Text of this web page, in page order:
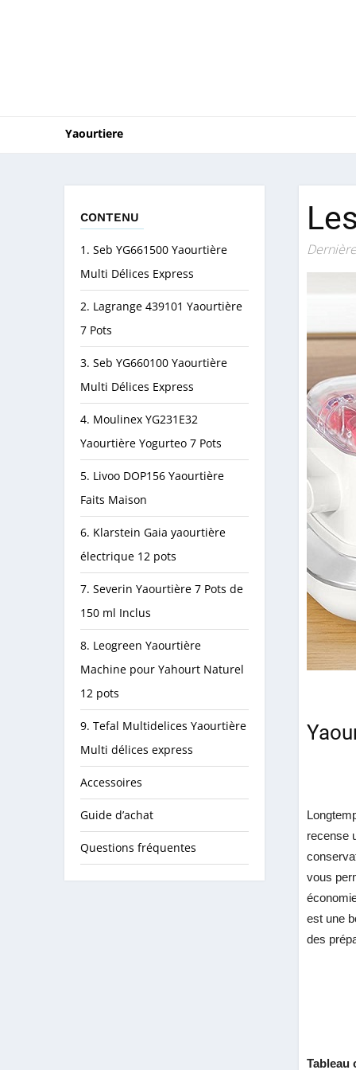
Yaourtiere
CONTENU
1. Seb YG661500 Yaourtière
Multi Délices Express
2. Lagrange 439101 Yaourtière
7 Pots
3. Seb YG660100 Yaourtière
Multi Délices Express
4. Moulinex YG231E32
Yaourtière Yogurteo 7 Pots
5. Livoo DOP156 Yaourtière
Faits Maison
6. Klarstein Gaia yaourtière
électrique 12 pots
7. Severin Yaourtière 7 Pots de
150 ml Inclus
8. Leogreen Yaourtière
Machine pour Yahourt Naturel
12 pots
9. Tefal Multidelices Yaourtière
Multi délices express
Accessoires
Guide d’achat
Questions fréquentes
recense
vous
est une
des
Tableau